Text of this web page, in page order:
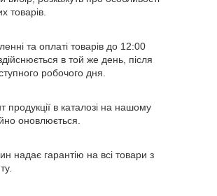
товарів.
та оплаті товарів до 12:00
в той же день, після
робочого дня.
продукції в каталозі на нашому
оновлюється.
надає гарантію на всі товари з